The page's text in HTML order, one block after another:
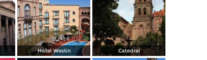
Hotel Westin Catedral